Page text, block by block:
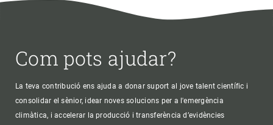
Com pots ajudar?
La teva contribució ens ajuda a donar suport al jove talent científic i
consolidar el sènior, idear noves solucions per a l'emergència
climàtica, i accelerar la producció i transferència d’evidències